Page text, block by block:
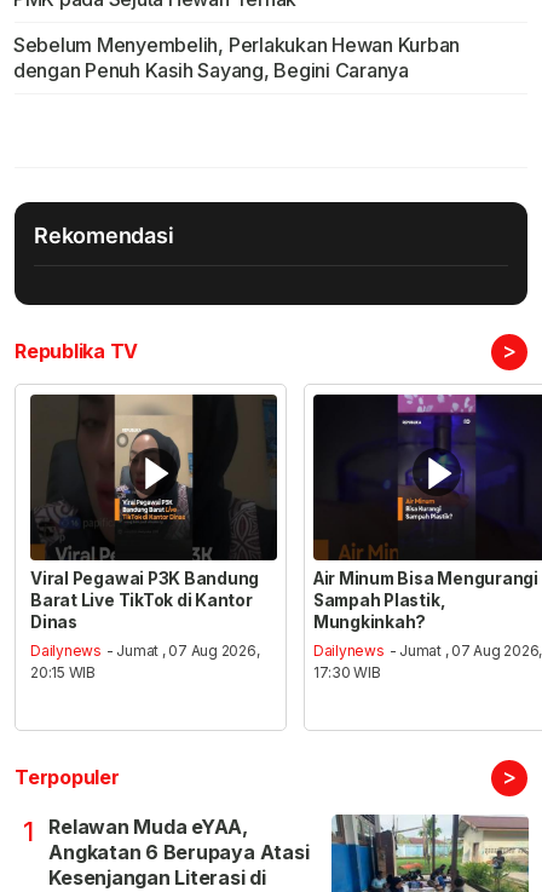
Sebelum Menyembelih, Perlakukan Hewan Kurban
dengan Penuh Kasih Sayang, Begini Caranya
Rekomendasi
Republika TV >
Viral Pegawai P3K Bandung
Barat Live TikTok di Kantor
Dinas
Dailynews - Jumat , 07 Aug 2026,
20:15 WIB
Air Minum Bisa Mengurangi
Sampah Plastik,
Mungkinkah?
Dailynews - Jumat , 07 Aug 2026,
17:30 WIB
Terpopuler >
1
Relawan Muda eYAA,
Angkatan 6 Berupaya Atasi
Kesenjangan Literasi di